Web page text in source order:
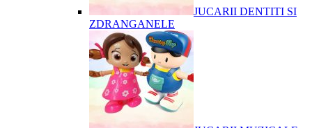
JUCARII DENTITI SI
ZDRANGANELE